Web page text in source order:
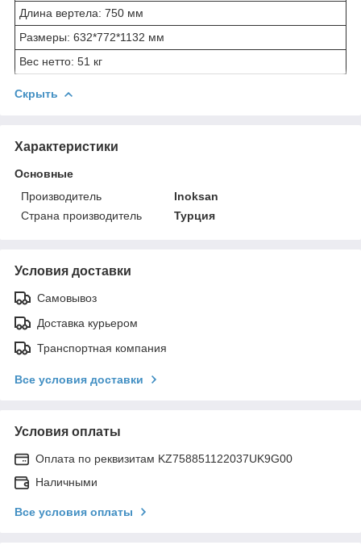
Длина вертела: 750 мм
Размеры: 632*772*1132 мм
Вес нетто: 51 кг
Скрыть
Характеристики
Основные
Производитель
Inoksan
Страна производитель
Турция
Условия доставки
Самовывоз
Доставка курьером
Транспортная компания
Все условия доставки
Условия оплаты
Оплата по реквизитам KZ758851122037UK9G00
Наличными
Все условия оплаты